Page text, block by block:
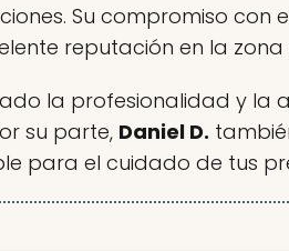
Su compromiso
reputación en la zona
la profesionalidad y la
su parte, Daniel D.
para el cuidado de tus